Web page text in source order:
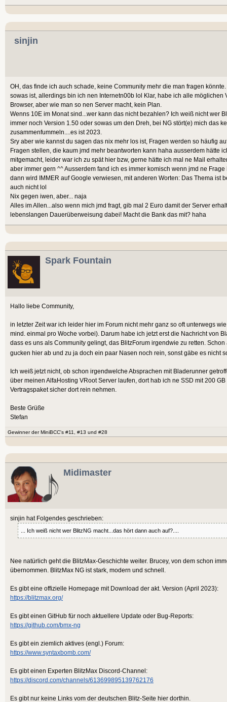
sinjin
OH, das finde ich auch schade, keine Community mehr die man fragen
sowas ist, allerdings bin ich nen Internetn00b lol Klar, habe ich alle möglichen
Browser, aber wie man so nen Server macht, kein Plan.
Wenns 10E im Monat sind...wer kann das nicht bezahlen? Ich weiß nicht wer
immer noch Version 1.50 oder sowas um den Dreh, bei NG stört(e) mich das
zusammenfummeln....es ist 2023.
Sry aber wie kannst du sagen das nix mehr los ist, Fragen werden so häufig
Fragen stellen, die kaum jmd mehr beantworten kann haha ausserdem hätte
mitgemacht, leider war ich zu spät hier bzw, gerne hätte ich mal ne Mail
aber immer gern ^^ Ausserdem fand ich es immer komisch wenn jmd ne
dann wird IMMER auf Google verwiesen, mit anderen Worten: Das Thema ist
auch nicht lol
Nix gegen iwen, aber... naja
Alles im Allen...also wenn mich jmd fragt, gib mal 2 Euro damit der Server
lebenslangen Dauerüberweisung dabei! Macht die Bank das mit? haha
Spark Fountain
Hallo liebe Community,
in letzter Zeit war ich leider hier im Forum nicht mehr ganz so oft unterwegs
mind. einmal pro Woche vorbei). Darum habe ich jetzt erst die Nachricht von
dass es uns als Community gelingt, das BlitzForum irgendwie zu retten.
gucken hier ab und zu ja doch ein paar Nasen noch rein, sonst gäbe es nicht
Ich weiß jetzt nicht, ob schon irgendwelche Absprachen mit Bladerunner
über meinen AlfaHosting VRoot Server laufen, dort hab ich ne SSD mit 200
Vertragspaket sicher dort rein nehmen.
Beste Grüße
Stefan
Gewinner der MiniBCC's #11, #13 und #28
Midimaster
sinjin hat Folgendes geschrieben:
... Ich weiß nicht wer BlitzNG macht...das hört dann auch auf?....
Nee natürlich geht die BlitzMax-Geschichte weiter. Brucey, von dem schon
übernommen. BlitzMax NG ist stark, modern und schnell.
Es gibt eine offizielle Homepage mit Download der akt. Version (April 2023):
https://blitzmax.org/
Es gibt einen GitHub für noch aktuellere Update oder Bug-Reports:
https://github.com/bmx-ng
Es gibt ein ziemlich aktives (engl.) Forum:
https://www.syntaxbomb.com/
Es gibt einen Experten BlitzMax Discord-Channel:
https://discord.com/channels/613699895139762176
Es gibt nur keine Links vom der deutschen Blitz-Seite hier dorthin.